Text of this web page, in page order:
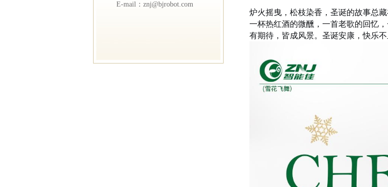
E-mail：znj@bjrobot.com
炉火摇曳，松枝染香，圣诞的故事总
一杯热红酒的微醺，一首老歌的回忆
有期待，皆成风景。圣诞安康，快乐不